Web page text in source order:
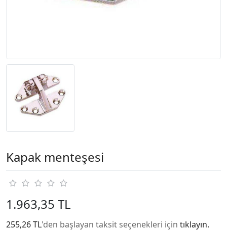
Kapak menteşesi
1.963,35 TL
255,26 TL'den başlayan taksit seçenekleri için tıklayın.